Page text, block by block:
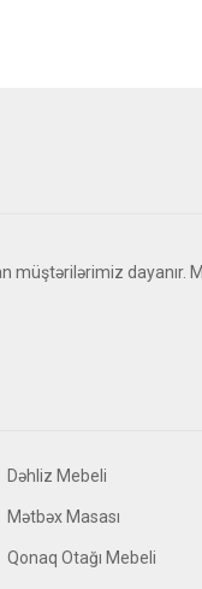
dayanır.
Dəhliz Mebeli
Mətbəx Masası
Qonaq Otağı Mebeli